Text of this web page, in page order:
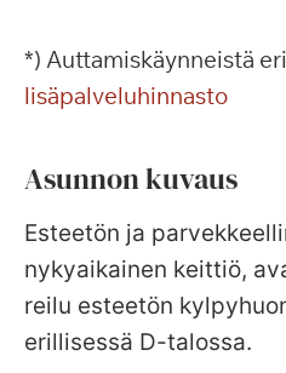
*) Auttamiskäynneistä
lisäpalveluhinnasto
Asunnon kuvaus
Esteetön ja
nykyaikainen keittiö,
reilu esteetön
erillisessä D-talossa.